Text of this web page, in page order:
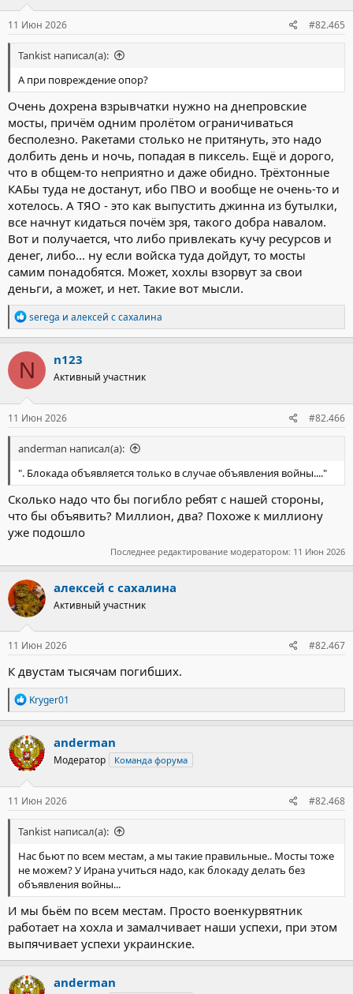
11 Июн 2026 #82.465
Tankist написал(а):
А при повреждение опор?
Очень дохрена взрывчатки нужно на днепровские
мосты, причём одним пролётом ограничиваться
бесполезно. Ракетами столько не притянуть, это надо
долбить день и ночь, попадая в пиксель. Ещё и дорого,
что в общем-то неприятно и даже обидно. Трёхтонные
КАБы туда не достанут, ибо ПВО и вообще не очень-то и
хотелось. А ТЯО - это как выпустить джинна из бутылки,
все начнут кидаться почём зря, такого добра навалом.
Вот и получается, что либо привлекать кучу ресурсов и
денег, либо... ну если войска туда дойдут, то мосты
самим понадобятся. Может, хохлы взорвут за свои
деньги, а может, и нет. Такие вот мысли.
Р
е
а
к
ц
и
и
:
serega и алексей с сахалина
N n123
Активный участник
11 Июн 2026 #82.466
anderman написал(а):
". Блокада объявляется только в случае объявления войны...."
Сколько надо что бы погибло ребят с нашей стороны,
что бы объявить? Миллион, два? Похоже к миллиону
уже подошло
Последнее редактирование модератором: 11 Июн 2026
алексей с сахалина
Активный участник
11 Июн 2026 #82.467
К двустам тысячам погибших.
Р
е
а
к
ц
и
и
:
Kryger01
anderman
Модератор Команда форума
11 Июн 2026 #82.468
Tankist написал(а):
Нас бьют по всем местам, а мы такие правильные.. Мосты тоже
не можем? У Ирана учиться надо, как блокаду делать без
объявления войны...
И мы бьём по всем местам. Просто военкурвятник
работает на хохла и замалчивает наши успехи, при этом
выпячивает успехи украинские.
anderman